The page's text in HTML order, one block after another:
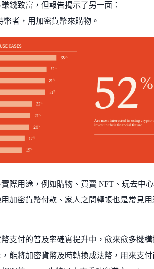
錢致富，但報告揭示了另一面：
幣者，用加密貨幣來購物。
際用途，例如購物、買賣 NFT、玩去中
加密貨幣付款、家人之間轉帳也是常見用
支付的普及率確實提升中，愈來愈多機構
能將加密貨幣及時轉換成法幣，用來支付